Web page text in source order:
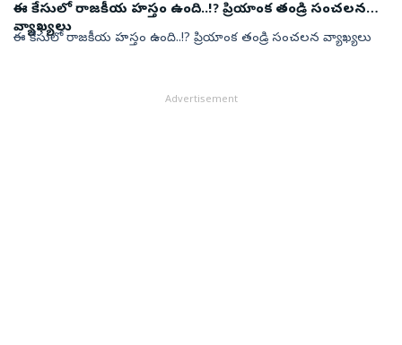
ఈ కేసులో రాజకీయ హస్తం ఉంది..!? ప్రియాంక తండ్రి సంచలన
వ్యాఖ్యలు
ఈ కేసులో రాజకీయ హస్తం ఉంది..!? ప్రియాంక తండ్రి సంచలన వ్యాఖ్యలు
Advertisement